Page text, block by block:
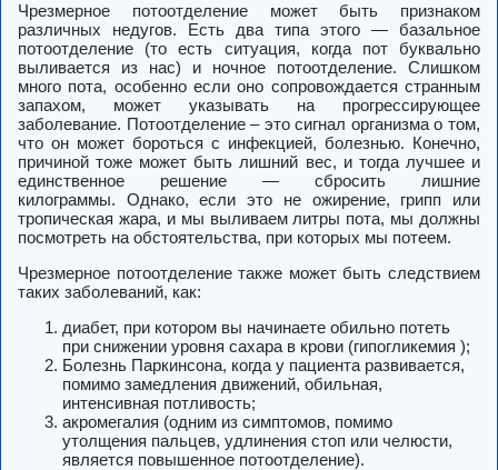
Чрезмерное потоотделение может быть признаком
различных недугов. Есть два типа этого — базальное
потоотделение (то есть ситуация, когда пот буквально
выливается из нас) и ночное потоотделение. Слишком
много пота, особенно если оно сопровождается странным
запахом, может указывать на прогрессирующее
заболевание. Потоотделение – это сигнал организма о том,
что он может бороться с инфекцией, болезнью. Конечно,
причиной тоже может быть лишний вес, и тогда лучшее и
единственное решение — сбросить лишние
килограммы. Однако, если это не ожирение, грипп или
тропическая жара, и мы выливаем литры пота, мы должны
посмотреть на обстоятельства, при которых мы потеем.
Чрезмерное потоотделение также может быть следствием
таких заболеваний, как:
диабет, при котором вы начинаете обильно потеть
при снижении уровня сахара в крови (гипогликемия );
Болезнь Паркинсона, когда у пациента развивается,
помимо замедления движений, обильная,
интенсивная потливость;
акромегалия (одним из симптомов, помимо
утолщения пальцев, удлинения стоп или челюсти,
является повышенное потоотделение).